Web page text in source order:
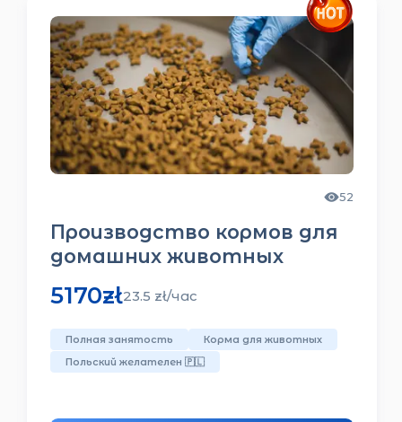
49
Работник убоя и
обработки птицы
6500zł24.5zł/час
Переработка куриного мяса
С жильем
Польский желателен 🇵🇱